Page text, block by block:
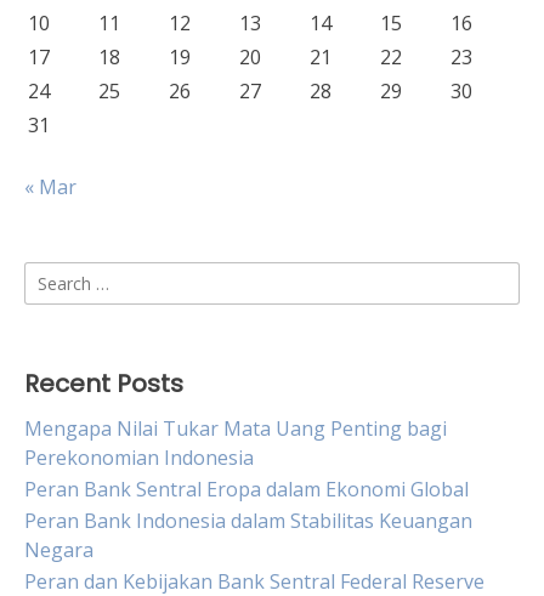
10
11 12 13 14 15
16
17
18 19 20 21 22
23
24
25 26 27 28 29
30
31
« Mar
Search
for:
Recent Posts
Mengapa Nilai Tukar Mata Uang Penting bagi
Perekonomian Indonesia
Peran Bank Sentral Eropa dalam Ekonomi Global
Peran Bank Indonesia dalam Stabilitas Keuangan
Negara
Peran dan Kebijakan Bank Sentral Federal Reserve